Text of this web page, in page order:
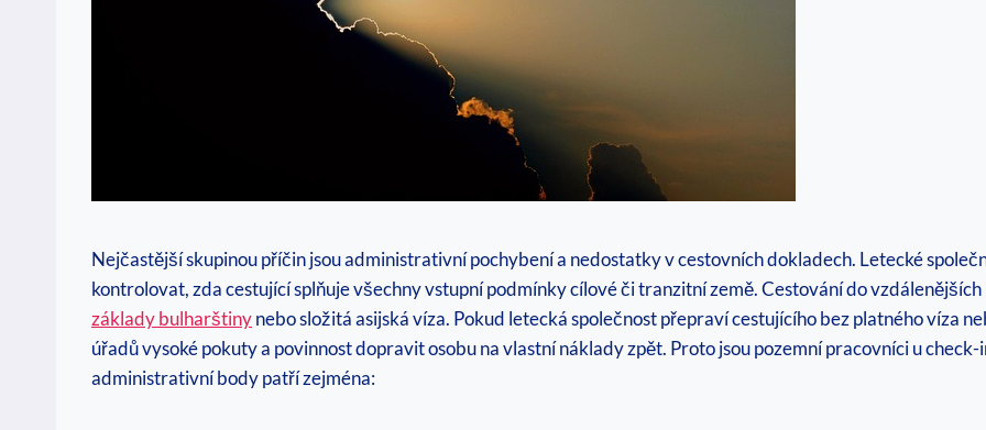
Nejčastější skupinou příčin jsou administrativní pochybení a nedostatky v cestovních dokladech. Letecké
kontrolovat, zda cestující splňuje všechny vstupní podmínky cílové či tranzitní země. Cestování do
základy bulharštinynebo složitá asijská víza. Pokud letecká společnost přepraví cestujícího bez platného víza
úřadů vysoké pokuty a povinnost dopravit osobu na vlastní náklady zpět. Proto jsou pozemní pracovníci u
administrativní body patří zejména: